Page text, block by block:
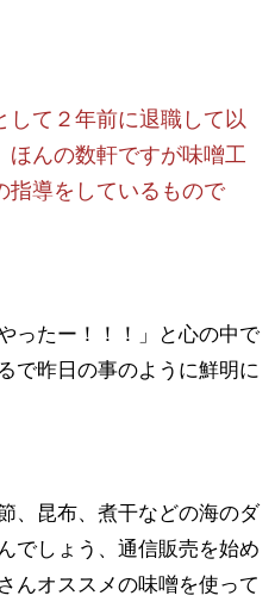
して２年前に退職して以
ほんの数軒ですが味噌工
指導をしているもので
ったー！！！」と心の中で
で昨日の事のように鮮明に
、昆布、煮干などの海のダ
でしょう、通信販売を始め
んオススメの味噌を使って